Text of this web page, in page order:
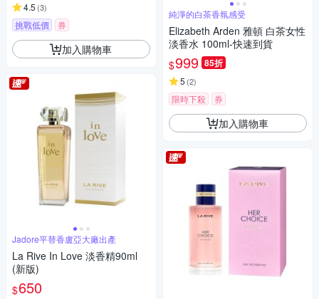
4.5 (3)
挑戰低價 券
加入購物車
Jadore平替香盧亞大廠出產
La Rive In Love 淡香精90ml
(新版)
$650
純淨的白茶香氛感受
Elizabeth Arden 雅頓 白茶女性
淡香水 100ml-快速到貨
$999 85折
5 (2)
限時下殺 券
加入購物車